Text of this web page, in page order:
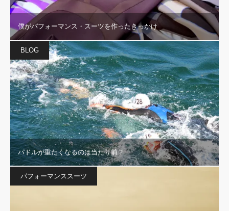
僕がパフォーマンス・スーツを作ったきっかけ
BLOG
パドルが重たくなるのは当たり前？
パフォーマンススーツ